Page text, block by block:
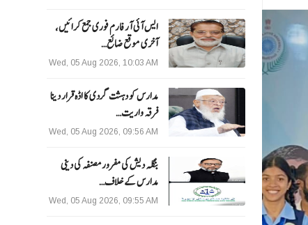
ایس آئی آر فارم فوری جمع کرائیں،
آخری موقع ضائع…
Wed, 05 Aug 2026, 10:03 AM
مدارس کو دہشت گردی کا اڈہ قرار دینا
فرقہ واریت…
Wed, 05 Aug 2026, 09:56 AM
بنگلہ دیش کی مفرور مصنفہ کی دینی
مدارس کے خلاف…
Wed, 05 Aug 2026, 09:55 AM